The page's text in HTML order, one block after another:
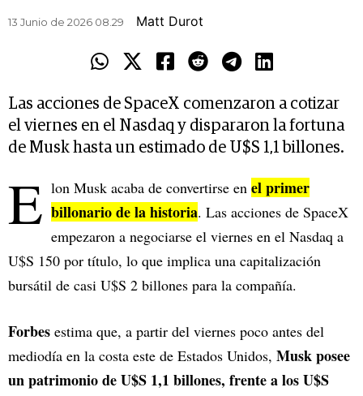
13 Junio de 2026 08.29 Matt Durot
Las acciones de SpaceX comenzaron a cotizar
el viernes en el Nasdaq y dispararon la fortuna
de Musk hasta un estimado de U$S 1,1 billones.
E lon Musk acaba de convertirse en el primer
billonario de la historia. Las acciones de SpaceX
empezaron a negociarse el viernes en el Nasdaq a
U$S 150 por título, lo que implica una capitalización
bursátil de casi U$S 2 billones para la compañía.
Forbes estima que, a partir del viernes poco antes del
mediodía en la costa este de Estados Unidos, Musk posee
un patrimonio de U$S 1,1 billones, frente a los U$S